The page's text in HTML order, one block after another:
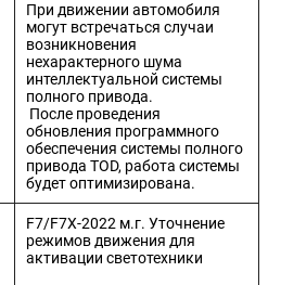
При движении автомобиля
могут встречаться случаи
возникновения
нехарактерного шума
интеллектуальной системы
полного привода.
После проведения
обновления программного
обеспечения системы полного
привода TOD, работа системы
будет оптимизирована.
F7/F7X-2022 м.г. Уточнение
режимов движения для
активации светотехники